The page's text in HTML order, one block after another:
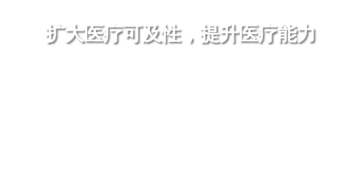
扩大医疗可及性，提升医疗能力